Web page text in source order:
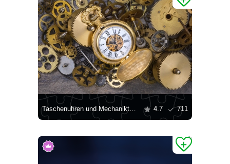
Taschenuhren und Mechanikteile 4.7 711